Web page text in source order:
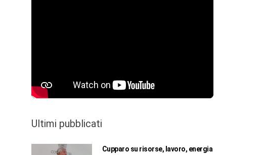
Ultimi pubblicati
Cupparo su risorse, lavoro, energia